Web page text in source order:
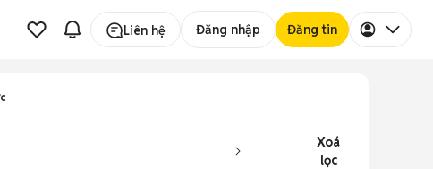
Liên hệ Đăng nhập Đăng tin
Xoá
lọc